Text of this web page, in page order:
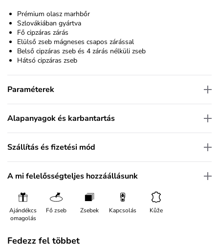
Prémium olasz marhbőr
Szlovákiában gyártva
Fő cipzáras zárás
Elülső zseb mágneses csapos zárással
Belső cipzáras zseb és 4 zárás nélküli zseb
Hátsó cipzáras zseb
Paraméterek
Alapanyagok és karbantartás
Szállítás és fizetési mód
A mi felelősségteljes hozzáállásunk
Ajándékcs
omagolás
Fő zseb Zsebek Kapcsolás Kůže
Fedezz fel többet